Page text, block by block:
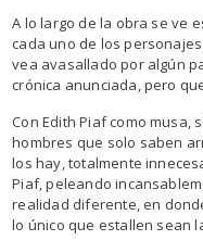
A lo largo de la obra se ve
cada uno de los
vea avasallado por algún
crónica anunciada, pero
Con Edith Piaf como musa,
hombres que solo saben
los hay, totalmente
Piaf, peleando
realidad diferente, en
lo único que estallen sean